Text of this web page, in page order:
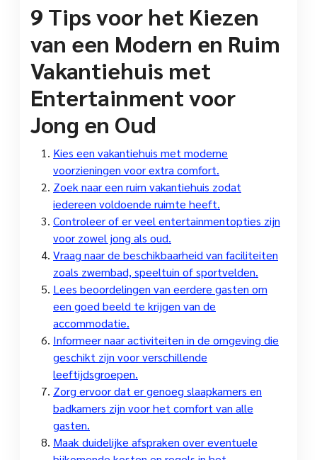
9 Tips voor het Kiezen
van een Modern en Ruim
Vakantiehuis met
Entertainment voor
Jong en Oud
Kies een vakantiehuis met moderne
voorzieningen voor extra comfort.
Zoek naar een ruim vakantiehuis zodat
iedereen voldoende ruimte heeft.
Controleer of er veel entertainmentopties zijn
voor zowel jong als oud.
Vraag naar de beschikbaarheid van faciliteiten
zoals zwembad, speeltuin of sportvelden.
Lees beoordelingen van eerdere gasten om
een goed beeld te krijgen van de
accommodatie.
Informeer naar activiteiten in de omgeving die
geschikt zijn voor verschillende
leeftijdsgroepen.
Zorg ervoor dat er genoeg slaapkamers en
badkamers zijn voor het comfort van alle
gasten.
Maak duidelijke afspraken over eventuele